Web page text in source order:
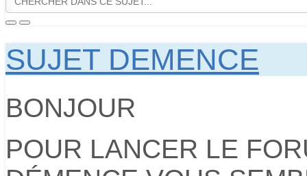
SUJET DEMENCE
BONJOUR
POUR LANCER LE